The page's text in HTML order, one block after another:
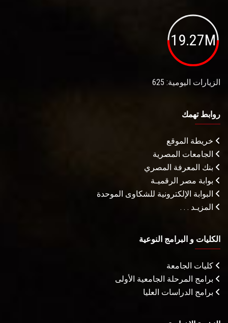
19.27M
الزيارات اليومية: 625
روابط تهمك
خريطة الموقع
الجامعات المصرية
بنك المعرفة المصري
بوابة مصر الرقميـة
البوابة الإلكترونية للشكاوى الموحدة
المزيـد . . .
الكليات و البرامج النوعية
كليات الجامعة
برامج المرحلة الجامعية الأولى
برامج الدراسات العليا